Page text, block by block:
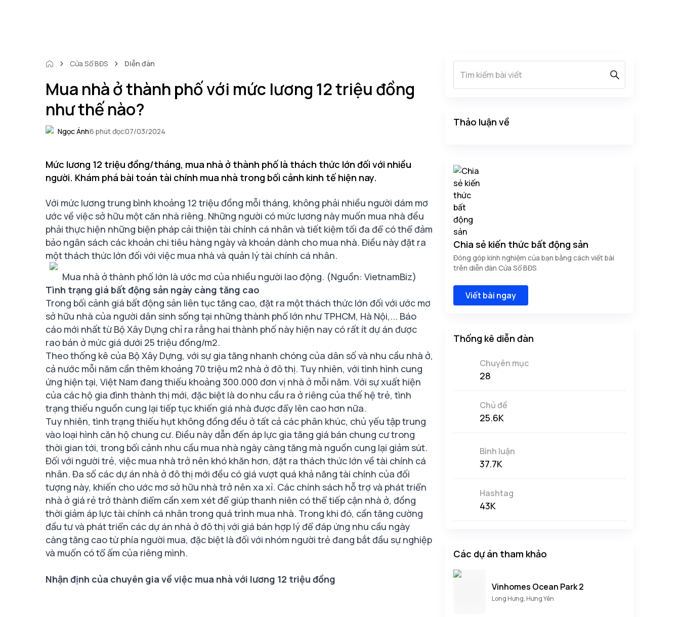
Cửa Sổ BĐS Diễn đàn
Mua nhà ở thành phố với mức lương 12 triệu đồng
như thế nào?
Ngọc Ánh6 phút đọc07/03/2024
Mức lương 12 triệu đồng/tháng, mua nhà ở thành phố là thách thức lớn đối với nhiều
người. Khám phá bài toán tài chính mua nhà trong bối cảnh kinh tế hiện nay.
Với mức lương trung bình khoảng 12 triệu đồng mỗi tháng, không phải nhiều người dám mơ
ước về việc sở hữu một căn nhà riêng. Những người có mức lương này muốn mua nhà đều
phải thực hiện những biện pháp cải thiện tài chính cá nhân và tiết kiệm tối đa để có thể đảm
bảo ngân sách các khoản chi tiêu hàng ngày và khoản dành cho mua nhà. Điều này đặt ra
một thách thức lớn đối với việc mua nhà và quản lý tài chính cá nhân.
Mua nhà ở thành phố lớn là ước mơ của nhiều người lao động. (Nguồn: VietnamBiz)
Tình trạng giá bất động sản ngày càng tăng cao
Trong bối cảnh giá bất động sản liên tục tăng cao, đặt ra một thách thức lớn đối với ước mơ
sở hữu nhà của người dân sinh sống tại những thành phố lớn như TPHCM, Hà Nội,... Báo
cáo mới nhất từ Bộ Xây Dựng chỉ ra rằng hai thành phố này hiện nay có rất ít dự án được
rao bán ở mức giá dưới 25 triệu đồng/m2.
Theo thống kê của Bộ Xây Dựng, với sự gia tăng nhanh chóng của dân số và nhu cầu nhà ở,
cả nước mỗi năm cần thêm khoảng 70 triệu m2 nhà ở đô thị. Tuy nhiên, với tình hình cung
ứng hiện tại, Việt Nam đang thiếu khoảng 300.000 đơn vị nhà ở mỗi năm. Với sự xuất hiện
của các hộ gia đình thành thị mới, đặc biệt là do nhu cầu ra ở riêng của thế hệ trẻ, tình
trạng thiếu nguồn cung lại tiếp tục khiến giá nhà được đẩy lên cao hơn nữa.
Tuy nhiên, tình trạng thiếu hụt không đồng đều ở tất cả các phân khúc, chủ yếu tập trung
vào loại hình căn hộ chung cư. Điều này dẫn đến áp lực gia tăng giá bán chung cư trong
thời gian tới, trong bối cảnh nhu cầu mua nhà ngày càng tăng mà nguồn cung lại giảm sút.
Đối với người trẻ, việc mua nhà trở nên khó khăn hơn, đặt ra thách thức lớn về tài chính cá
nhân. Đa số các dự án nhà ở đô thị mới đều có giá vượt quá khả năng tài chính của đối
tượng này, khiến cho ước mơ sở hữu nhà trở nên xa xỉ. Các chính sách hỗ trợ và phát triển
nhà ở giá rẻ trở thành điểm cần xem xét để giúp thanh niên có thể tiếp cận nhà ở, đồng
thời giảm áp lực tài chính cá nhân trong quá trình mua nhà. Trong khi đó, cần tăng cường
đầu tư và phát triển các dự án nhà ở đô thị với giá bán hợp lý để đáp ứng nhu cầu ngày
càng tăng cao từ phía người mua, đặc biệt là đối với nhóm người trẻ đang bắt đầu sự nghiệp
và muốn có tổ ấm của riêng mình.
Nhận định của chuyên gia về việc mua nhà với lương 12 triệu đồng
Thảo luận về
Chia sẻ kiến thức bất động sản
Đóng góp kinh nghiệm của bạn bằng cách viết bài
trên diễn đàn Cửa Sổ BĐS
Viết bài ngay
Thống kê diễn đàn
Chuyên mục
28
Chủ đề
25.6K
Bình luận
37.7K
Hashtag
43K
Các dự án tham khảo
Vinhomes Ocean Park 2
Long Hưng, Hưng Yên